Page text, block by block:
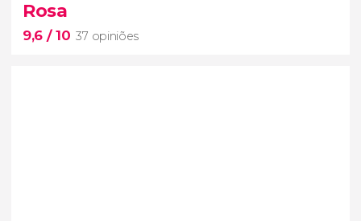
Rosa
9,6 / 10 37 opiniões